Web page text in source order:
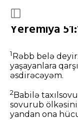
Yeremiya
1Rəbb belə
yaşayanlara
əsdirəcəyəm.
2 Babilə
sovurub
yandan ona